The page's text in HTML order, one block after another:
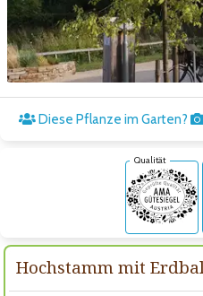
Diese Pflanze im Garten?
Qualität
Hochstamm mit